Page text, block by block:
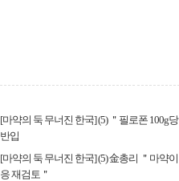
[마약의 둑 무너진 한국] (5) ＂필로폰 100g
반입
[마약의 둑 무너진 한국] (5) 金총리 ＂마약
응 재검토＂